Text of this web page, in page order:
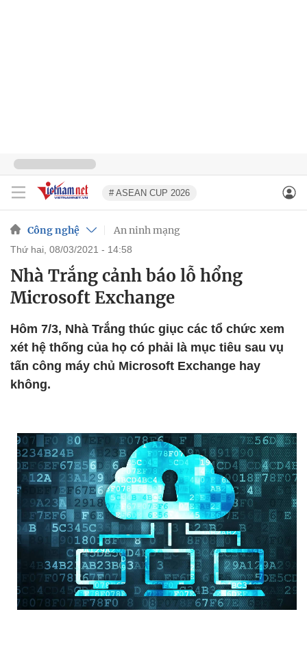
# ASEAN CUP 2026
Công nghệ An ninh mạng
thứ hai, 08/03/2021 - 14:58
Nhà Trắng cảnh báo lỗ hổng
Microsoft Exchange
Hôm 7/3, Nhà Trắng thúc giục các tổ chức xem
xét hệ thống của họ có phải là mục tiêu sau vụ
tấn công máy chủ Microsoft Exchange hay
không.